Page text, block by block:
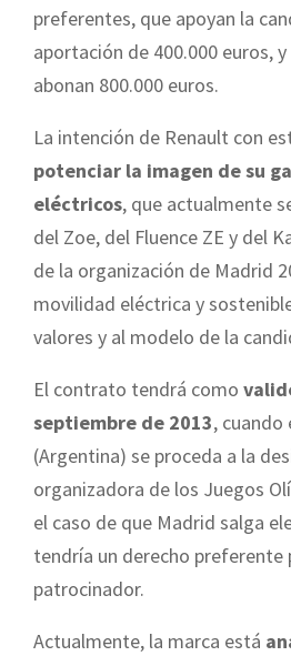
preferentes, que apoyan la
aportación de 400.000 euros,
abonan 800.000 euros.
La intención de Renault con
potenciar la imagen de su
eléctricos, que actualmente
del Zoe, del Fluence ZE y del
de la organización de Madrid
movilidad eléctrica y
valores y al modelo de la
El contrato tendrá como
septiembre de 2013, cuando
(Argentina) se proceda a la
organizadora de los Juegos
el caso de que Madrid salga
tendría un derecho preferente
patrocinador.
Actualmente, la marca está